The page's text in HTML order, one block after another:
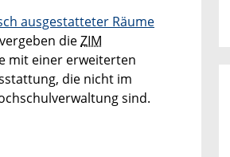
ausgestatteter Räume
dieZIM
mit einer erweiterten
die nicht im
sind.